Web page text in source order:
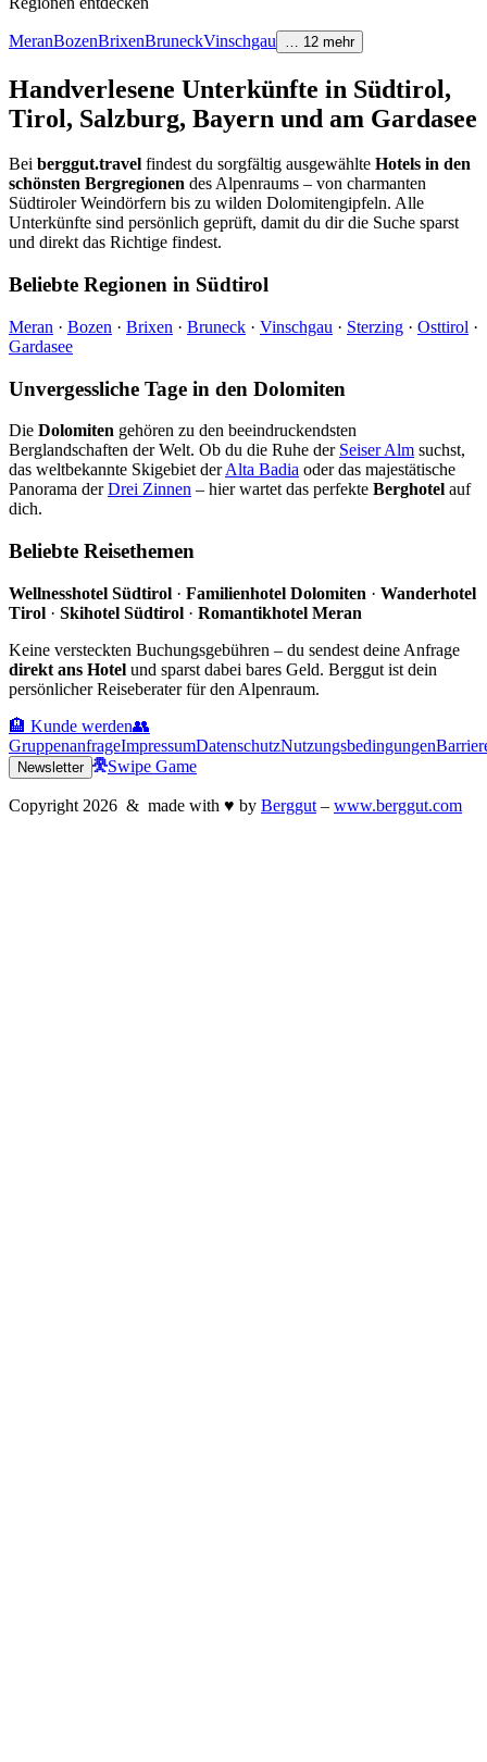
MeranBozenBrixenBruneckVinschgau 12 mehr
Handverlesene Unterkünfte in Südtirol,
Tirol, Salzburg, Bayern und am Gardasee
Bei berggut.travel findest du sorgfältig ausgewählte Hotels in den
schönsten Bergregionen des Alpenraums – von charmanten
Südtiroler Weindörfern bis zu wilden Dolomitengipfeln. Alle
Unterkünfte sind persönlich geprüft, damit du dir die Suche sparst
und direkt das Richtige findest.
Beliebte Regionen in Südtirol
Meran · Bozen · Brixen · Bruneck · Vinschgau · Sterzing · Osttirol ·
Gardasee
Unvergessliche Tage in den Dolomiten
Die Dolomiten gehören zu den beeindruckendsten
Berglandschaften der Welt. Ob du die Ruhe der Seiser Alm suchst,
das weltbekannte Skigebiet derAlta Badia oder das majestätische
Panorama derDrei Zinnen – hier wartet das perfekte Berghotel auf
dich.
Beliebte Reisethemen
Wellnesshotel Südtirol · Familienhotel Dolomiten · Wanderhotel
Tirol · Skihotel Südtirol · Romantikhotel Meran
Keine versteckten Buchungsgebühren – du sendest deine Anfrage
direkt ans Hotel und sparst dabei bares Geld. Berggut ist dein
persönlicher Reiseberater für den Alpenraum.
🏨 Kunde werden👥
GruppenanfrageImpressumDatenschutzNutzungsbedingungen
Newsletter Swipe Game
Copyright 2026 & made with ♥ by Berggut – www.berggut.com